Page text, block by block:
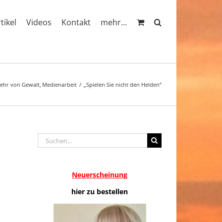
Videos Kontakt mehr…
von Gewalt Medienarbeit „Spielen Sie nicht den Helden“
Suche
nach:
Neuerscheinung
hier zu bestellen